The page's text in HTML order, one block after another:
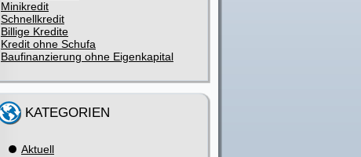
Minikredit
Schnellkredit
Billige Kredite
Kredit ohne Schufa
Baufinanzierung ohne Eigenkapital
KATEGORIEN
Aktuell